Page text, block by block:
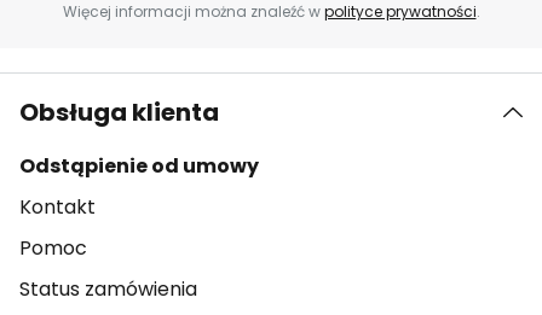
Więcej informacji można znaleźć wpolityce prywatności.
Obsługa klienta
Odstąpienie od umowy
Kontakt
Pomoc
Status zamówienia